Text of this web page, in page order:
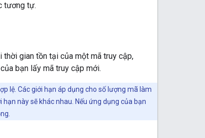
tương tự.
thời gian tồn tại của một mã truy cập,
bạn lấy mã truy cập mới.
lệ. Các giới hạn áp dụng cho số lượng mã làm
này sẽ khác nhau. Nếu ứng dụng của bạn